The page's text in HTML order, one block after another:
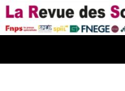
Aller
au
contenu